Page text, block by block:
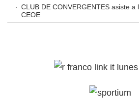
· CLUB DE CONVERGENTES asiste
CEOE